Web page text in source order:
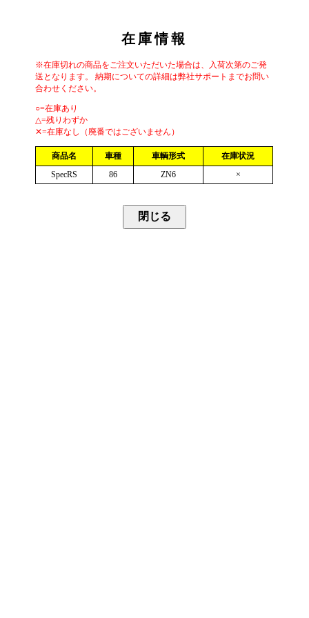
在庫情報
※在庫切れの商品をご注文いただいた場合は、入荷次第のご発
送となります。 納期についての詳細は弊社サポートまでお問い
合わせください。
○=在庫あり
△=残りわずか
✕=在庫なし（廃番ではございません）
商品名 車種 車輌形式
在庫状況
SpecRS
86 ZN6 ×